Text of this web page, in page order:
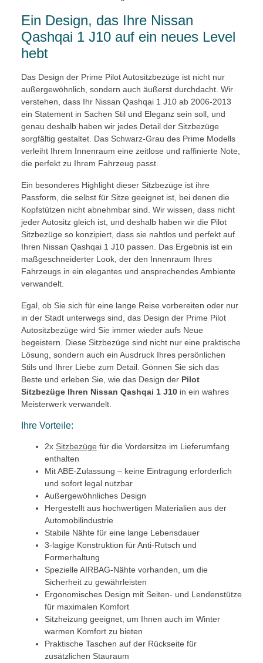
Ein Design, das Ihre Nissan
Qashqai 1 J10 auf ein neues Level
hebt
Das Design der Prime Pilot Autositzbezüge ist nicht nur
außergewöhnlich, sondern auch äußerst durchdacht. Wir
verstehen, dass Ihr Nissan Qashqai 1 J10 ab 2006-2013
ein Statement in Sachen Stil und Eleganz sein soll, und
genau deshalb haben wir jedes Detail der Sitzbezüge
sorgfältig gestaltet. Das Schwarz-Grau des Prime Modells
verleiht Ihrem Innenraum eine zeitlose und raffinierte Note,
die perfekt zu Ihrem Fahrzeug passt.
Ein besonderes Highlight dieser Sitzbezüge ist ihre
Passform, die selbst für Sitze geeignet ist, bei denen die
Kopfstützen nicht abnehmbar sind. Wir wissen, dass nicht
jeder Autositz gleich ist, und deshalb haben wir die Pilot
Sitzbezüge so konzipiert, dass sie nahtlos und perfekt auf
Ihren Nissan Qashqai 1 J10 passen. Das Ergebnis ist ein
maßgeschneiderter Look, der den Innenraum Ihres
Fahrzeugs in ein elegantes und ansprechendes Ambiente
verwandelt.
Egal, ob Sie sich für eine lange Reise vorbereiten oder nur
in der Stadt unterwegs sind, das Design der Prime Pilot
Autositzbezüge wird Sie immer wieder aufs Neue
begeistern. Diese Sitzbezüge sind nicht nur eine praktische
Lösung, sondern auch ein Ausdruck Ihres persönlichen
Stils und Ihrer Liebe zum Detail. Gönnen Sie sich das
Beste und erleben Sie, wie das Design der Pilot
Sitzbezüge Ihren Nissan Qashqai 1 J10 in ein wahres
Meisterwerk verwandelt.
Ihre Vorteile:
2x Sitzbezüge für die Vordersitze im Lieferumfang
enthalten
Mit ABE-Zulassung – keine Eintragung erforderlich
und sofort legal nutzbar
Außergewöhnliches Design
Hergestellt aus hochwertigen Materialien aus der
Automobilindustrie
Stabile Nähte für eine lange Lebensdauer
3-lagige Konstruktion für Anti-Rutsch und
Formerhaltung
Spezielle AIRBAG-Nähte vorhanden, um die
Sicherheit zu gewährleisten
Ergonomisches Design mit Seiten- und Lendenstütze
für maximalen Komfort
Sitzheizung geeignet, um Ihnen auch im Winter
warmen Komfort zu bieten
Praktische Taschen auf der Rückseite für
zusätzlichen Stauraum